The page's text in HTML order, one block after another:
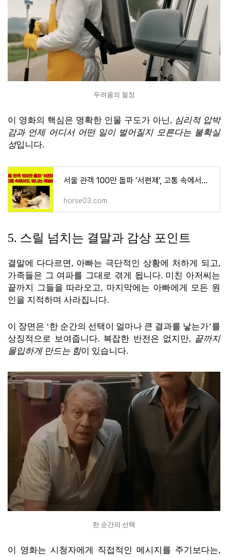
두려움의 절정
이 영화의 핵심은 명확한 인물 구도가 아닌, 심리적 압박
감과 언제 어디서 어떤 일이 벌어질지 모른다는 불확실
성입니다.
서울 관객 100만 돌파 ‘서편제’, 고통 속에서도 빛나는 예술혼
horse03.com
5. 스릴 넘치는 결말과 감상 포인트
결말에 다다르면, 아빠는 극단적인 상황에 처하게 되고,
가족들은 그 여파를 그대로 겪게 됩니다. 미친 아저씨는
끝까지 그들을 따라오고, 마지막에는 아빠에게 모든 원
인을 지적하며 사라집니다.
이 장면은 ‘한 순간의 선택이 얼마나 큰 결과를 낳는가’를
상징적으로 보여줍니다. 복잡한 반전은 없지만, 끝까지
몰입하게 만드는 힘이 있습니다.
한 순간의 선택
이 영화는 시청자에게 직접적인 메시지를 주기보다는,